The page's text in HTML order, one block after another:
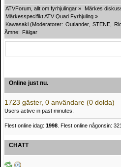
ATVForum, allt om fyrhjulingar » Märkes
Märkesspecifikt ATV Quad Fyrhjuling »
Kawasaki (Moderatorer: Outlander, STENE
Ämne: Fälgar
Online just nu.
1723 gäster, 0 användare (0 dolda)
Users active in past minutes:
Flest online idag: 1998 . Flest online någonsin:
CHATT